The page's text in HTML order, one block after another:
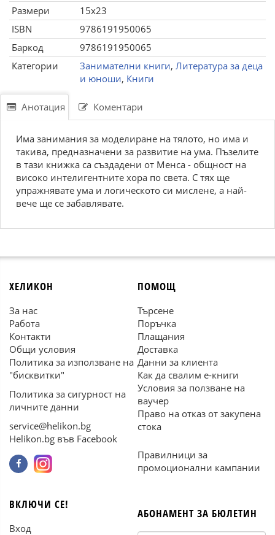
Размери
15x23
ISBN
9786191950065
Баркод
9786191950065
Категории
Занимателни книги, Литература за деца
и юноши, Книги
Анотация Коментари
Има занимания за моделиране на тялото, но има и
такива, предназначени за развитие на ума. Пъзелите
в тази книжка са създадени от Менса - общност на
високо интелигентните хора по света. С тях ще
упражнявате ума и логическото си мислене, а най-
вече ще се забавлявате.
ХЕЛИКОН
За нас
Работа
Контакти
Общи условия
Политика за използване на
"бисквитки"
Политика за сигурност на
личните данни
service@helikon.bg
Helikon.bg във Facebook
ПОМОЩ
Търсене
Поръчка
Плащания
Доставка
Данни за клиента
Как да свалим е-книги
Условия за ползване на
ваучер
Право на отказ от закупена
стока
Правилници за
промоционални кампании
ВКЛЮЧИ СЕ!
Вход
АБОНАМЕНТ ЗА БЮЛЕТИН